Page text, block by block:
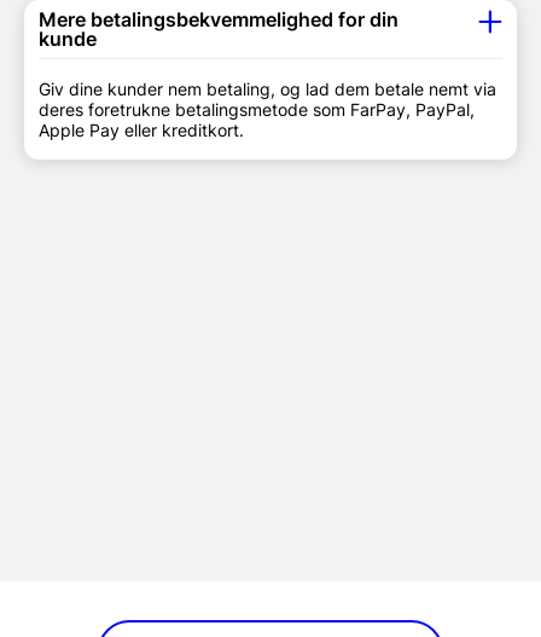
Mere betalingsbekvemmelighed for din
kunde
Giv dine kunder nem betaling, og lad dem betale nemt via
deres foretrukne betalingsmetode som FarPay, PayPal,
Apple Pay eller kreditkort.